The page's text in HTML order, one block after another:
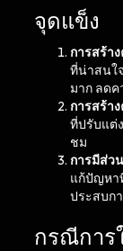
จุดแข็ง
การสร้า
ที่น่าสนใ
มาก ลดค
การสร้า
ที่ปรับแต่
ชม
การมีส่ว
แก้ปัญหา
ประสบก
กรณีการ